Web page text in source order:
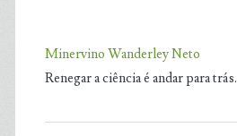
Minervino Wanderley Neto
Renegar a ciência é andar para trás.